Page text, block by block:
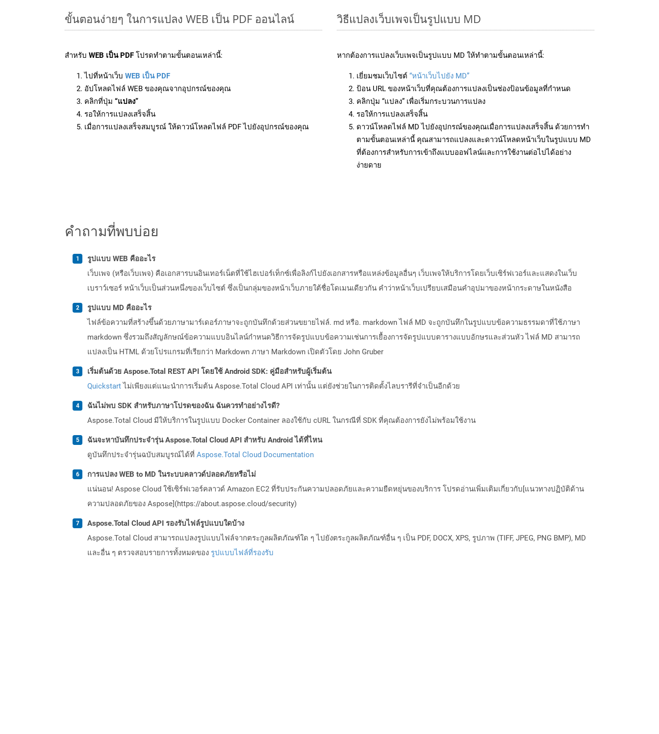
ขั้นตอนง่ายๆ ในการแปลง WEB เป็น PDF ออนไลน์
สำหรับ WEB เป็น PDF โปรดทำตามขั้นตอนเหล่านี้:
ไปที่หน้าเว็บ WEB เป็น PDF
อัปโหลดไฟล์ WEB ของคุณจากอุปกรณ์ของคุณ
คลิกที่ปุ่ม “แปลง”
รอให้การแปลงเสร็จสิ้น
เมื่อการแปลงเสร็จสมบูรณ์ ให้ดาวน์โหลดไฟล์ PDF ไปยังอุปกรณ์ของคุณ
วิธีแปลงเว็บเพจเป็นรูปแบบ MD
หากต้องการแปลงเว็บเพจเป็นรูปแบบ MD ให้ทำตามขั้นตอนเหล่านี้:
เยี่ยมชมเว็บไซต์ “หน้าเว็บไปยัง MD”
ป้อน URL ของหน้าเว็บที่คุณต้องการแปลงเป็นช่องป้อนข้อมูลที่กำหนด
คลิกปุ่ม “แปลง” เพื่อเริ่มกระบวนการแปลง
รอให้การแปลงเสร็จสิ้น
ดาวน์โหลดไฟล์ MD ไปยังอุปกรณ์ของคุณเมื่อการแปลงเสร็จสิ้น ด้วยการทำ
ตามขั้นตอนเหล่านี้ คุณสามารถแปลงและดาวน์โหลดหน้าเว็บในรูปแบบ MD
ที่ต้องการสำหรับการเข้าถึงแบบออฟไลน์และการใช้งานต่อไปได้อย่าง
ง่ายดาย
คำถามที่พบบ่อย
รูปแบบ WEB คืออะไร
เว็บเพจ (หรือเว็บเพจ) คือเอกสารบนอินเทอร์เน็ตที่ใช้ไฮเปอร์เท็กซ์เพื่อลิงก์ไปยังเอกสารหรือแหล่งข้อมูลอื่นๆ เว็บเพจให้บริการโดยเว็บเซิร์ฟเวอร์และแสดงในเว็บ
เบราว์เซอร์ หน้าเว็บเป็นส่วนหนึ่งของเว็บไซต์ ซึ่งเป็นกลุ่มของหน้าเว็บภายใต้ชื่อโดเมนเดียวกัน คำว่าหน้าเว็บเปรียบเสมือนคำอุปมาของหน้ากระดาษในหนังสือ
รูปแบบ MD คืออะไร
ไฟล์ข้อความที่สร้างขึ้นด้วยภาษามาร์เดอร์ภาษาจะถูกบันทึกด้วยส่วนขยายไฟล์. md หรือ. markdown ไฟล์ MD จะถูกบันทึกในรูปแบบข้อความธรรมดาที่ใช้ภาษา
markdown ซึ่งรวมถึงสัญลักษณ์ข้อความแบบอินไลน์กำหนดวิธีการจัดรูปแบบข้อความเช่นการเยื้องการจัดรูปแบบตารางแบบอักษรและส่วนหัว ไฟล์ MD สามารถ
แปลงเป็น HTML ด้วยโปรแกรมที่เรียกว่า Markdown ภาษา Markdown เปิดตัวโดย John Gruber
เริ่มต้นด้วย Aspose.Total REST API โดยใช้ Android SDK: คู่มือสำหรับผู้เริ่มต้น
Quickstartไม่เพียงแต่แนะนำการเริ่มต้น Aspose.Total Cloud API เท่านั้น แต่ยังช่วยในการติดตั้งไลบรารีที่จำเป็นอีกด้วย
ฉันไม่พบ SDK สำหรับภาษาโปรดของฉัน ฉันควรทำอย่างไรดี?
Aspose.Total Cloud มีให้บริการในรูปแบบ Docker Container ลองใช้กับ cURL ในกรณีที่ SDK ที่คุณต้องการยังไม่พร้อมใช้งาน
ฉันจะหาบันทึกประจำรุ่น Aspose.Total Cloud API สำหรับ Android ได้ที่ไหน
ดูบันทึกประจำรุ่นฉบับสมบูรณ์ได้ที่ Aspose.Total Cloud Documentation
การแปลง WEB to MD ในระบบคลาวด์ปลอดภัยหรือไม่
แน่นอน! Aspose Cloud ใช้เซิร์ฟเวอร์คลาวด์ Amazon EC2 ที่รับประกันความปลอดภัยและความยืดหยุ่นของบริการ โปรดอ่านเพิ่มเติมเกี่ยวกับ[แนวทางปฏิบัติด้าน
ความปลอดภัยของ Aspose](https://about.aspose.cloud/security)
Aspose.Total Cloud API รองรับไฟล์รูปแบบใดบ้าง
Aspose.Total Cloud สามารถแปลงรูปแบบไฟล์จากตระกูลผลิตภัณฑ์ใด ๆ ไปยังตระกูลผลิตภัณฑ์อื่น ๆ เป็น PDF, DOCX, XPS, รูปภาพ (TIFF, JPEG, PNG BMP), MD
และอื่น ๆ ตรวจสอบรายการทั้งหมดของ รูปแบบไฟล์ที่รองรับ